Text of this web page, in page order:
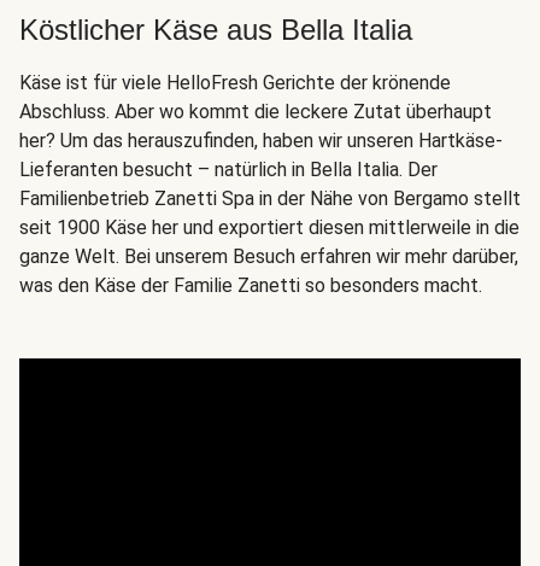
Köstlicher Käse aus Bella Italia
Käse ist für viele HelloFresh Gerichte der krönende
Abschluss. Aber wo kommt die leckere Zutat überhaupt
her? Um das herauszufinden, haben wir unseren Hartkäse-
Lieferanten besucht – natürlich in Bella Italia. Der
Familienbetrieb Zanetti Spa in der Nähe von Bergamo stellt
seit 1900 Käse her und exportiert diesen mittlerweile in die
ganze Welt. Bei unserem Besuch erfahren wir mehr darüber,
was den Käse der Familie Zanetti so besonders macht.